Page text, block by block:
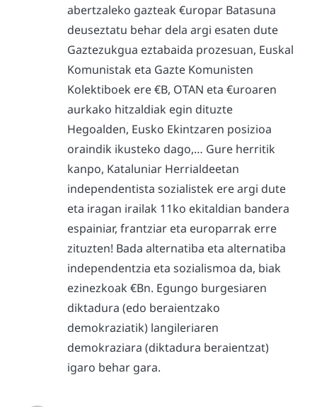
abertzaleko gazteak €uropar Batasuna
deuseztatu behar dela argi esaten dute
Gaztezukgua eztabaida prozesuan, Euskal
Komunistak eta Gazte Komunisten
Kolektiboek ere €B, OTAN eta €uroaren
aurkako hitzaldiak egin dituzte
Hegoalden, Eusko Ekintzaren posizioa
oraindik ikusteko dago,… Gure herritik
kanpo, Kataluniar Herrialdeetan
independentista sozialistek ere argi dute
eta iragan irailak 11ko ekitaldian bandera
espainiar, frantziar eta europarrak erre
zituzten! Bada alternatiba eta alternatiba
independentzia eta sozialismoa da, biak
ezinezkoak €Bn. Egungo burgesiaren
diktadura (edo beraientzako
demokraziatik) langileriaren
demokraziara (diktadura beraientzat)
igaro behar gara.